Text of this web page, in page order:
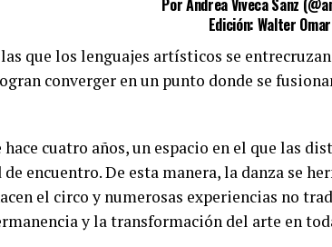
Por Andrea Viveca Sanz (
Edición: Walter
que los lenguajes artísticos se
converger en un punto donde se
cuatro años, un espacio en el que las
encuentro. De esta manera, la danza se
el circo y numerosas experiencias no
y la transformación del arte en